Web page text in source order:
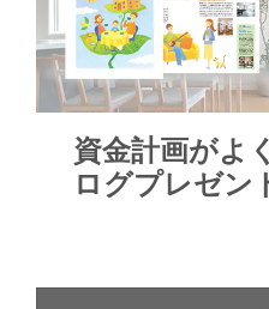
資金計画がよ
ログプレゼン